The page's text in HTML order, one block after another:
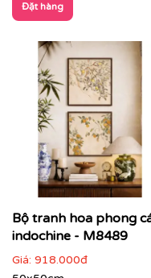
Với công nghệ in hiện
từng chi tiết nhỏ nhất
bạn một sản phẩm
Đặt hàng
Bộ tranh hoa phong
indochine - M8489
Giá: 918.000đ